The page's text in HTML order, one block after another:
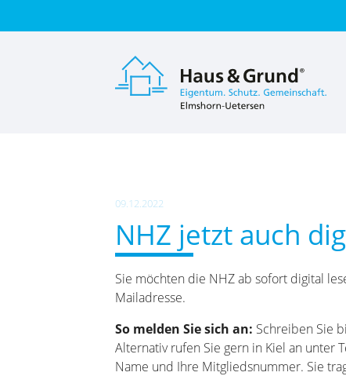
09.12.2022
NHZ jetzt auch
Sie möchten die NHZ ab sofort digital
Mailadresse.
So melden Sie sich an: Schreiben Sie
Alternativ rufen Sie gern in Kiel an unter
Name und Ihre Mitgliedsnummer. Sie